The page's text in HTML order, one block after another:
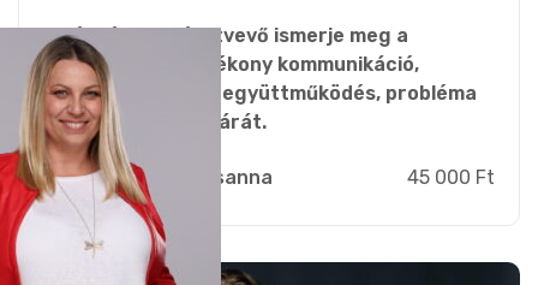
A képzésben résztvevő ismerje meg a
szülőkkel való hatékony kommunikáció,
konfliktuskezelés, együttműködés, probléma
megoldás eszköztárát.
Zsebi Zsuzsanna 45 000 Ft